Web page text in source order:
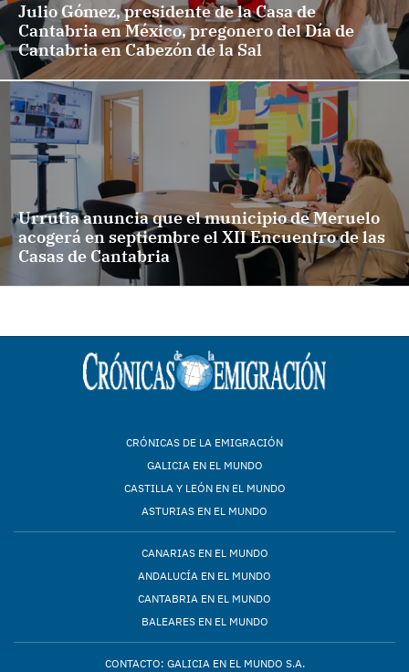
Julio Gómez, presidente de la Casa de
Cantabria en México, pregonero del Día de
Cantabria en Cabezón de la Sal
Urrutia anuncia que el municipio de Meruelo
acogerá en septiembre el XII Encuentro de las
Casas de Cantabria
CRÓNICAS DE LA EMIGRACIÓN
GALICIA EN EL MUNDO
CASTILLA Y LEÓN EN EL MUNDO
ASTURIAS EN EL MUNDO
CANARIAS EN EL MUNDO
ANDALUCÍA EN EL MUNDO
CANTABRIA EN EL MUNDO
BALEARES EN EL MUNDO
CONTACTO: GALICIA EN EL MUNDO S.A.